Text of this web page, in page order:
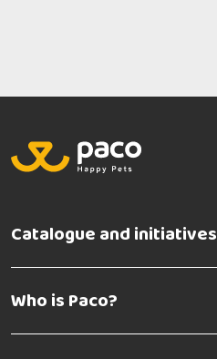
Catalogue and initiatives
Who is Paco?